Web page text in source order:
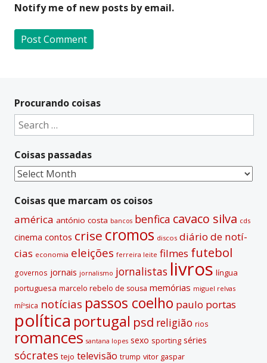
Notify me of new posts by email.
t
e
a
t
i
v
Procurando coisas
Search
for:
Coisas passadas
Coisas
Coisas que marcam os coisos
américa antónio costa bancos benfica cavaco silva cds
cinema contos crise cromos discos diário de notí­
cias economia eleições ferreira leite filmes futebol
governos jornais jornalismo jornalistas livros lí­ngua
portuguesa marcelo rebelo de sousa memórias miguel relvas
míºsica notí­cias passos coelho paulo portas
polí­tica portugal psd religião rios
romances santana lopes sexo sporting séries
sócrates tejo televisão trump vitor gaspar